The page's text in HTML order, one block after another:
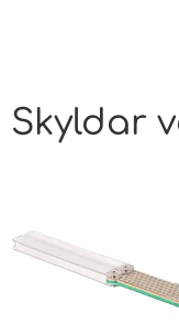
Skyldar